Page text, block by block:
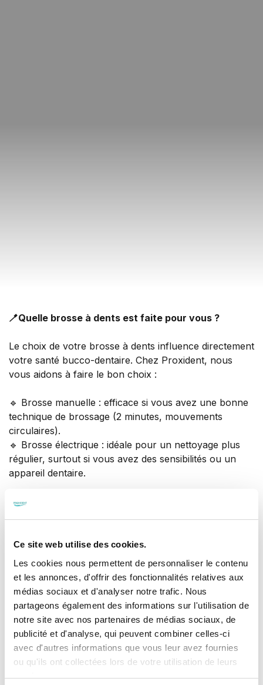
Ce site web utilise des cookies.
Les cookies nous permettent de personnaliser le contenu
et les annonces, d'offrir des fonctionnalités relatives aux
médias sociaux et d'analyser notre trafic. Nous
partageons également des informations sur l'utilisation de
notre site avec nos partenaires de médias sociaux, de
publicité et d'analyse, qui peuvent combiner celles-ci
avec d'autres informations que vous leur avez fournies
ou qu'ils ont collectées lors de votre utilisation de leurs
services.
🪥Quelle brosse à dents est faite pour vous ?
Le choix de votre brosse à dents influence directement
votre santé bucco-dentaire. Chez Proxident, nous
vous aidons à faire le bon choix :
🔹 Brosse manuelle : efficace si vous avez une bonne
technique de brossage (2 minutes, mouvements
circulaires).
🔹 Brosse électrique : idéale pour un nettoyage plus
régulier, surtout si vous avez des sensibilités ou un
appareil dentaire.
😊 L’essentiel ? Une brosse souple, pour préserver
🌐 https://proxident.ch
☎️ 0800 567 890
📧 rdv@proxident.ch
#proxident #dentiste #fribourg
#vaud
#yverdonlesbains
#belfaux #semsales
#vallamand
#suisse
#cabinetdentaire
#santedentaire
#hygienebuccodentaire
#brosseadents